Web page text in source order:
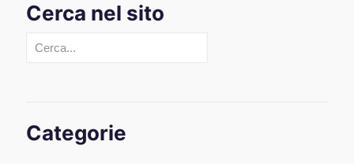
Cerca nel sito
Cerca
Categorie